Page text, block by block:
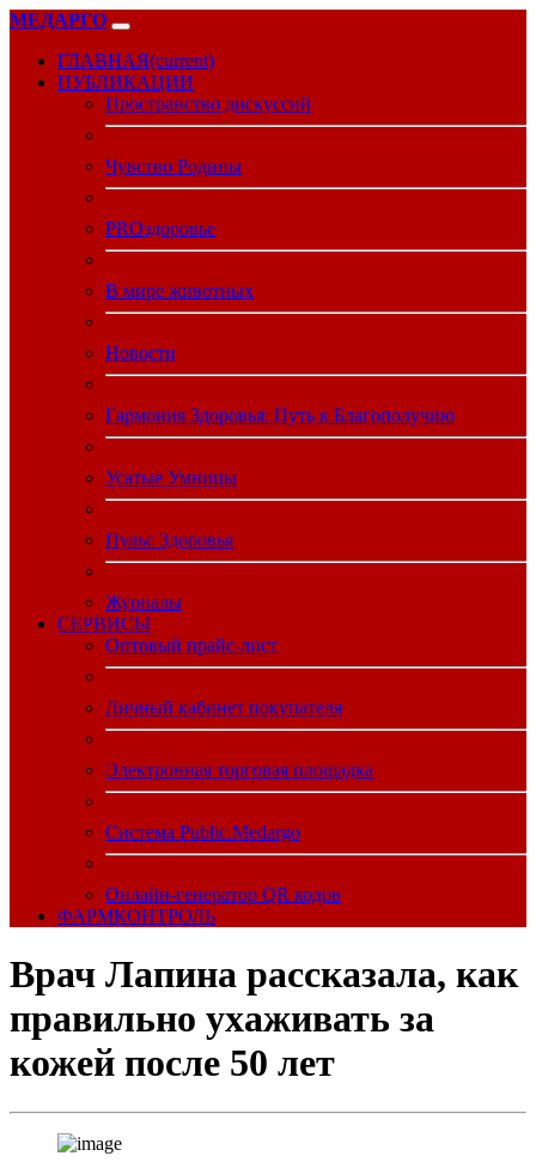
МЕДАРГО
ГЛАВНАЯ(current)
ПУБЛИКАЦИИ
Пространство дискуссий
Чувство Родины
PROздоровье
В мире животных
Новости
Гармония Здоровья: Путь к Благополучию
Усатые Умницы
Пульс Здоровья
Журналы
CЕРВИСЫ
Оптовый прайс-лист
Личный кабинет покупателя
Электронная торговая площадка
Система Public.Medargo
Онлайн-генератор QR кодов
ФАРМКОНТРОЛЬ
Врач Лапина рассказала, как
правильно ухаживать за
кожей после 50 лет